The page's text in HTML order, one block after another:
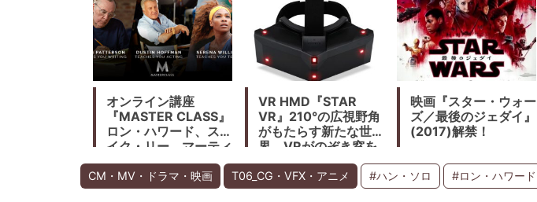
オンライン講座
『MASTER CLASS』
ロン・ハワード、スパ
イク・リー、マーティ
ン・スコセッシなどの
ハリウッドのプロが映
画制作FILMMAKING
VR HMD『STAR
VR』210°の広視野角
がもたらす新たな世
界。VRがのぞき窓を
開放出来るか？
映画『スター・ウォー
ズ／最後のジェダイ』
(2017)解禁！
CM・MV・ドラマ・映画 T06_CG・VFX・アニメ #ハン・ソロ #ロン・ハワード